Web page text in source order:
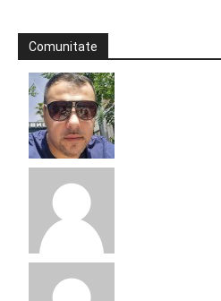
Comunitate